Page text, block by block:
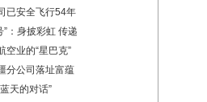
已安全飞行54年
：身披彩虹 传递
空业的“星巴克”
分公司落址富蕴
天的对话”